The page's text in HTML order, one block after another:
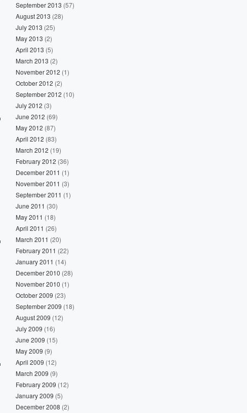
September 2013 (57)
August 2013 (28)
July 2013 (25)
May 2013 (2)
April 2013 (5)
March 2013 (2)
November 2012 (1)
October 2012 (2)
September 2012 (10)
July 2012 (3)
June 2012 (69)
May 2012 (87)
April 2012 (83)
March 2012 (19)
February 2012 (36)
December 2011 (1)
November 2011 (3)
September 2011 (1)
June 2011 (30)
May 2011 (18)
April 2011 (26)
March 2011 (20)
February 2011 (22)
January 2011 (14)
December 2010 (28)
November 2010 (1)
October 2009 (23)
September 2009 (18)
August 2009 (12)
July 2009 (16)
June 2009 (15)
May 2009 (9)
April 2009 (12)
March 2009 (9)
February 2009 (12)
January 2009 (5)
December 2008 (2)